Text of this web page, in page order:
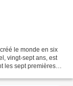
le monde en six
vingt-sept ans, est
les sept premières